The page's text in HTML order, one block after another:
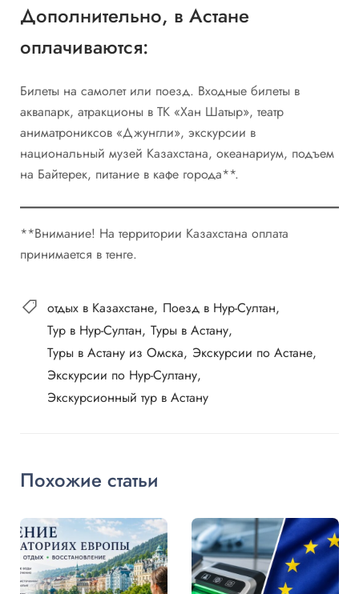
Дополнительно, в Астане
оплачиваются:
Билеты на самолет или поезд. Входные билеты в
аквапарк, атракционы в ТК «Хан Шатыр», театр
аниматрониксов «Джунгли», экскурсии в
национальный музей Казахстана, океанариум, подъем
на Байтерек, питание в кафе города**.
**Внимание! На территории Казахстана оплата
принимается в тенге.
отдых в Казахстане Поезд в Нур-Султан
Тур в Нур-Султан Туры в Астану
Туры в Астану из Омска Экскурсии по Астане
Экскурсии по Нур-Султану
Экскурсионный тур в Астану
Похожие статьи